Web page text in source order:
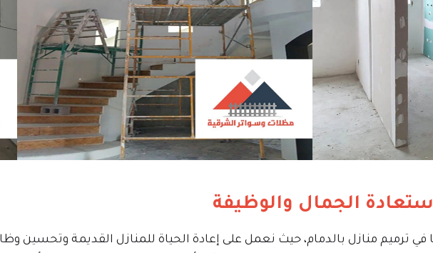
الجمال والوظيفة
ترميم منازل بالدمام، حيث نعمل على إعادة الحياة للمنازل القديمة وتحسين